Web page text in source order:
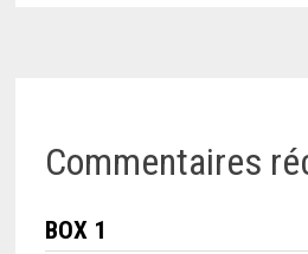
Commentaires
BOX 1